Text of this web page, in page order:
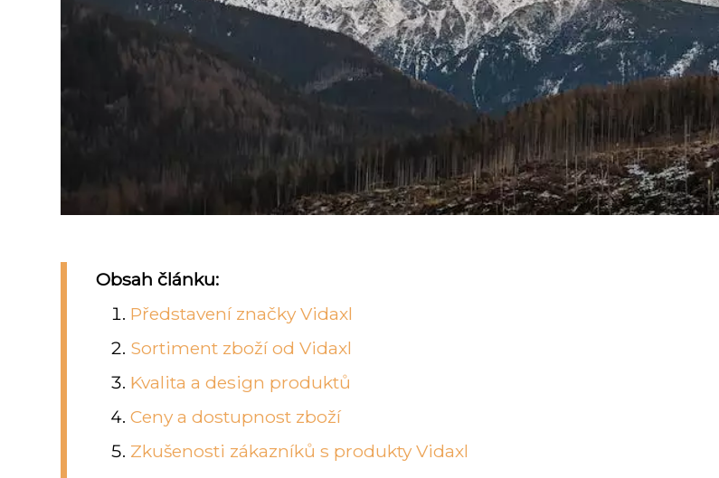
Obsah článku:
Představení značky Vidaxl
Sortiment zboží od Vidaxl
Kvalita a design produktů
Ceny a dostupnost zboží
Zkušenosti zákazníků s produkty Vidaxl